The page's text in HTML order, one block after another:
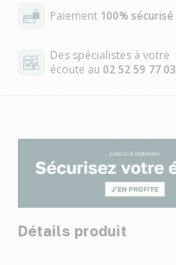
Paiement 100% sécurisé
Des spécialistes à votre
écoute au 02 52 59 77 03
Détails produit